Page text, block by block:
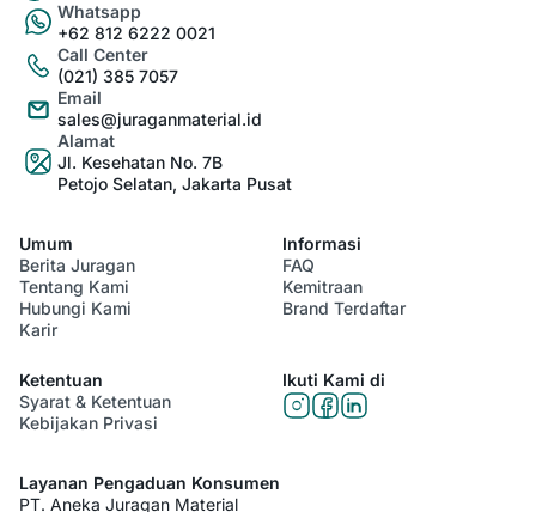
Whatsapp
+62 812 6222 0021
Call Center
(021) 385 7057
Email
sales@juraganmaterial.id
Alamat
Jl. Kesehatan No. 7B
Petojo Selatan, Jakarta Pusat
Umum
Berita Juragan
Tentang Kami
Hubungi Kami
Karir
Informasi
FAQ
Kemitraan
Brand Terdaftar
Ketentuan
Syarat & Ketentuan
Kebijakan Privasi
Ikuti Kami di
Layanan Pengaduan Konsumen
PT. Aneka Juragan Material